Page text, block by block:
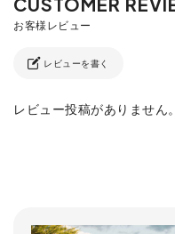
レビューを書く
レビュー投稿がありません。